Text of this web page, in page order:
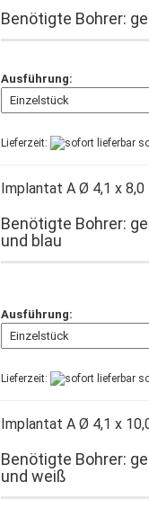
Benötigte Bohrer:
Ausführung:
Lieferzeit:
Implantat A Ø 4,1 x 8,0
Benötigte Bohrer:
und blau
Ausführung:
Lieferzeit:
Implantat A Ø 4,1 x
Benötigte Bohrer:
und weiß